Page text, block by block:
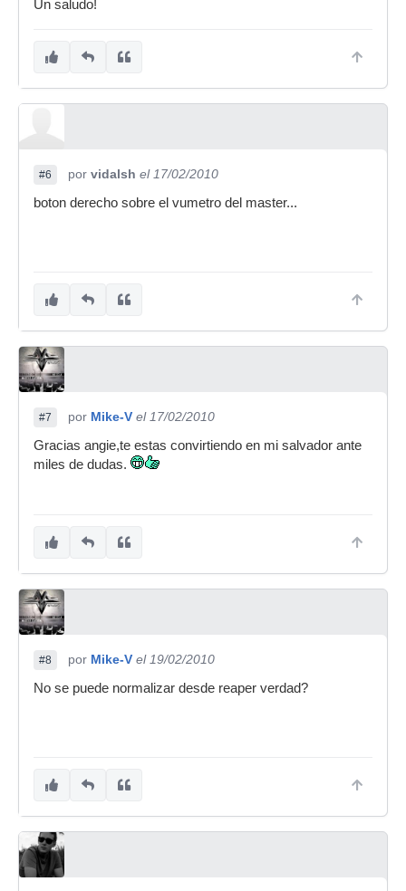
Un saludo!
#6 por vidalsh el 17/02/2010
boton derecho sobre el vumetro del master...
#7 por Mike-V el 17/02/2010
Gracias angie,te estas convirtiendo en mi salvador ante
miles de dudas.
#8 por Mike-V el 19/02/2010
No se puede normalizar desde reaper verdad?